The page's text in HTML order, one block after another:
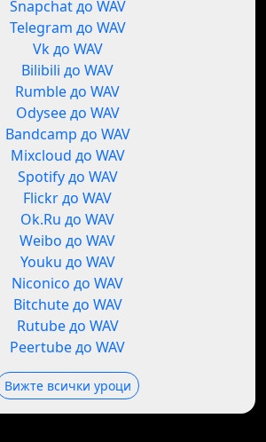
Snapchat до WAV
Telegram до WAV
Vk до WAV
Bilibili до WAV
Rumble до WAV
Odysee до WAV
Bandcamp до WAV
Mixcloud до WAV
Spotify до WAV
Flickr до WAV
Ok.Ru до WAV
Weibo до WAV
Youku до WAV
Niconico до WAV
Bitchute до WAV
Rutube до WAV
Peertube до WAV
Вижте всички уроци